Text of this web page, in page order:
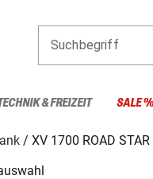
Suchbegriff
& FREIZEIT SALE %
XV 1700 ROAD STAR